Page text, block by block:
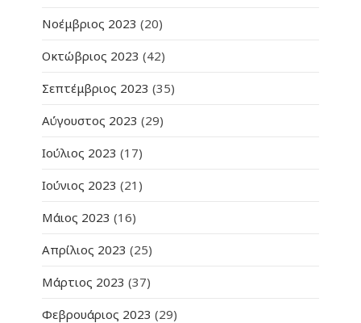
Νοέμβριος 2023 (20)
Οκτώβριος 2023 (42)
Σεπτέμβριος 2023 (35)
Αύγουστος 2023 (29)
Ιούλιος 2023 (17)
Ιούνιος 2023 (21)
Μάιος 2023 (16)
Απρίλιος 2023 (25)
Μάρτιος 2023 (37)
Φεβρουάριος 2023 (29)